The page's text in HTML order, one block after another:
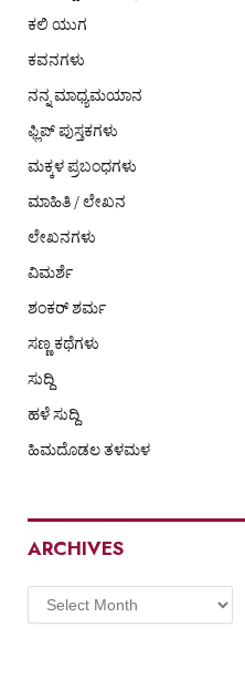
ಕಲಿ ಯುಗ
ಕವನಗಳು
ನನ್ನ ಮಾಧ್ಯಮಯಾನ
ಫ್ಲಿಪ್ ಪುಸ್ತಕಗಳು
ಮಕ್ಕಳ ಪ್ರಬಂಧಗಳು
ಮಾಹಿತಿ / ಲೇಖನ
ಲೇಖನಗಳು
ವಿಮರ್ಶೆ
ಶಂಕರ್ ಶರ್ಮ
ಸಣ್ಣ ಕಥೆಗಳು
ಸುದ್ದಿ
ಹಳೆ ಸುದ್ದಿ
ಹಿಮದೊಡಲ ತಳಮಳ
ARCHIVES
Archives